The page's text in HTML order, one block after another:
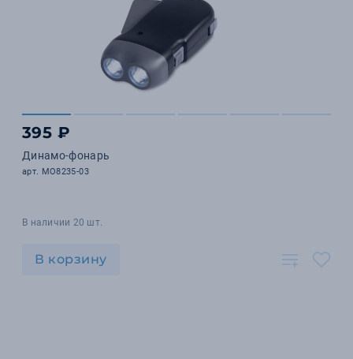
395 ₽
Динамо-фонарь
арт. MO8235-03
В наличии 20 шт.
В корзину